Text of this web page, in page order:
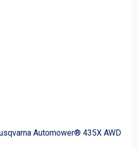
Automower® 435X AWD